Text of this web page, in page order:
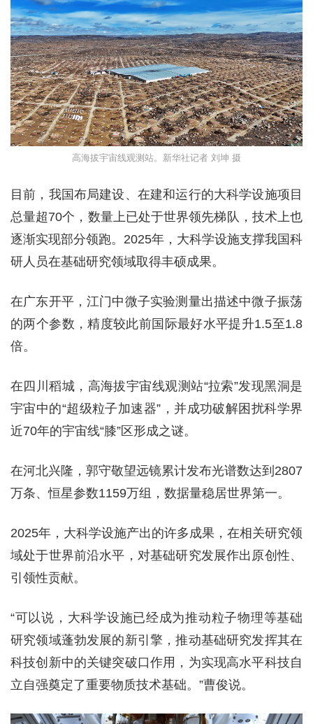
高海拔宇宙线观测站。新华社记者 刘坤 摄
目前，我国布局建设、在建和运行的大科学设施项目
总量超70个，数量上已处于世界领先梯队，技术上也
逐渐实现部分领跑。2025年，大科学设施支撑我国科
研人员在基础研究领域取得丰硕成果。
在广东开平，江门中微子实验测量出描述中微子振荡
的两个参数，精度较此前国际最好水平提升1.5至1.8
倍。
在四川稻城，高海拔宇宙线观测站“拉索”发现黑洞是
宇宙中的“超级粒子加速器”，并成功破解困扰科学界
近70年的宇宙线“膝”区形成之谜。
在河北兴隆，郭守敬望远镜累计发布光谱数达到2807
万条、恒星参数1159万组，数据量稳居世界第一。
2025年，大科学设施产出的许多成果，在相关研究领
域处于世界前沿水平，对基础研究发展作出原创性、
引领性贡献。
“可以说，大科学设施已经成为推动粒子物理等基础
研究领域蓬勃发展的新引擎，推动基础研究发挥其在
科技创新中的关键突破口作用，为实现高水平科技自
立自强奠定了重要物质技术基础。”曹俊说。